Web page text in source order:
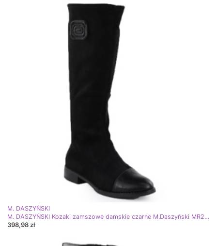
M. DASZYŃSKI
M. DASZYŃSKI Kozaki zamszowe damskie czarne M.Daszyński MR2251-19
398,98 zł